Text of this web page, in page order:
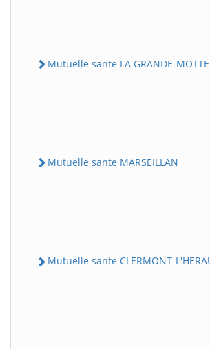
Mutuelle sante LA GRANDE-MOTTE
Mutuelle sante MARSEILLAN
Mutuelle sante CLERMONT-